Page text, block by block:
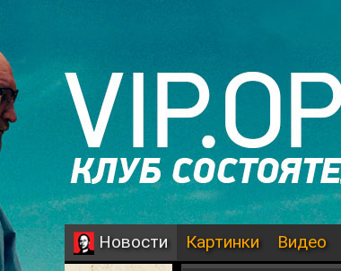
Новости Картинки Видео